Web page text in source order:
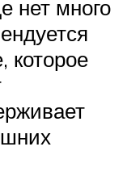
нет много
которое